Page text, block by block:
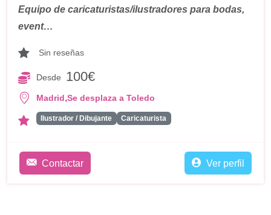
Equipo de caricaturistas/ilustradores para bodas,
event…
Sin reseñas
Desde 100€
Madrid,Se desplaza a Toledo
Ilustrador / Dibujante Caricaturista
Contactar Ver perfil